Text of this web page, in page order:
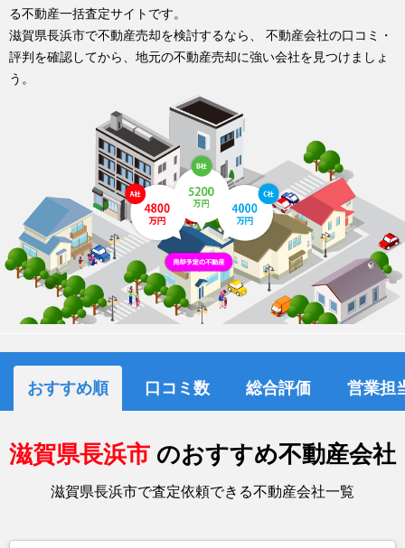
る不動産一括査定サイトです。
滋賀県長浜市で不動産売却を検討するなら、 不動産会社の口コミ・
評判を確認してから、地元の不動産売却に強い会社を見つけましょ
う。
おすすめ順 口コミ数 総合評価 営業担
滋賀県長浜市 のおすすめ不動産会社
滋賀県長浜市で査定依頼できる不動産会社一覧